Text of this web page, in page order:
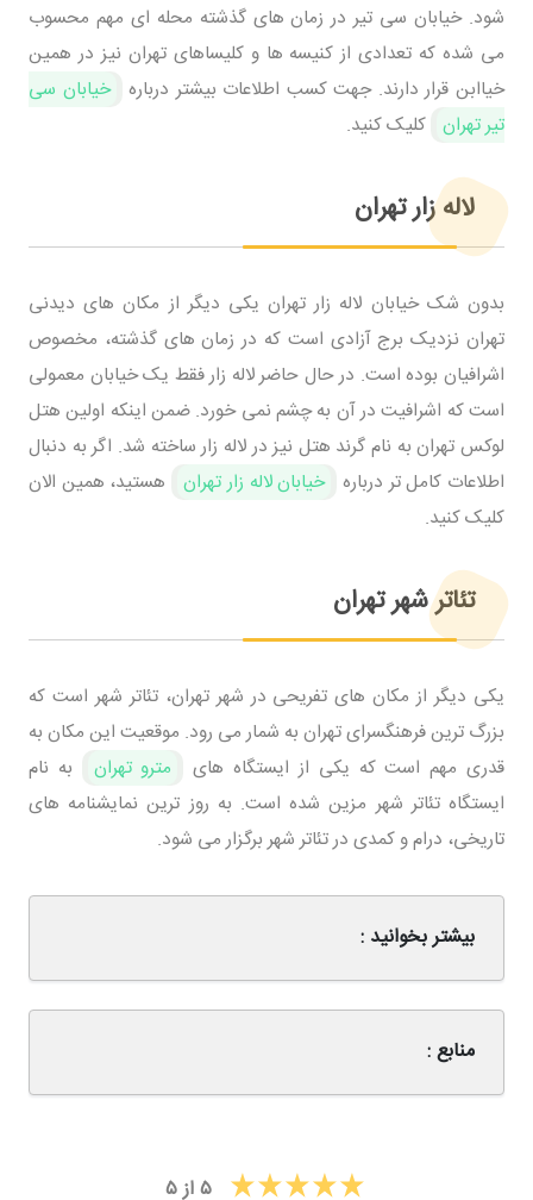
شود. خیابان سی تیر در زمان های گذشته محله ای مهم محسوب
می شده که تعدادی از کنیسه ها و کلیساهای تهران نیز در همین
خیاابن قرار دارند. جهت کسب اطلاعات بیشتر درباره خیابان سی
تیر تهران کلیک کنید.
لاله زار تهران
بدون شک خیابان لاله زار تهران یکی دیگر از مکان های دیدنی
تهران نزدیک برج آزادی است که در زمان های گذشته، مخصوص
اشرافیان بوده است. در حال حاضر لاله زار فقط یک خیابان معمولی
است که اشرافیت در آن به چشم نمی خورد. ضمن اینکه اولین هتل
لوکس تهران به نام گرند هتل نیز در لاله زار ساخته شد. اگر به دنبال
اطلاعات کامل تر درباره خیابان لاله زار تهران
هستید، همین الان
کلیک کنید.
تئاتر شهر تهران
یکی دیگر از مکان های تفریحی در شهر تهران، تئاتر شهر است که
بزرگ ترین فرهنگسرای تهران به شمار می رود. موقعیت این مکان به
قدری مهم است که یکی از ایستگاه های
مترو تهران
به نام
ایستگاه تئاتر شهر مزین شده است. به روز ترین نمایشنامه های
تاریخی، درام و کمدی در تئاتر شهر برگزار می شود.
بیشتر بخوانید :
منابع :
۵از۵